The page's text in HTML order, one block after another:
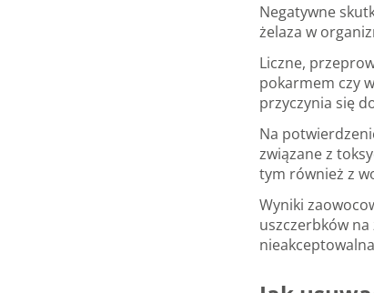
Negatywne
żelaza w
Liczne,
pokarmem czy
przyczynia się
Na
związane z
tym również z
Wyniki
uszczerbków